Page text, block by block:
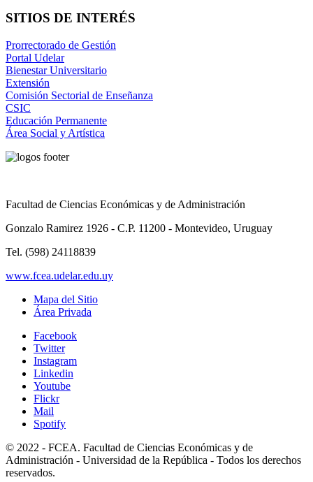
SITIOS DE INTERÉS
Prorrectorado de Gestión
Portal Udelar
Bienestar Universitario
Extensión
Comisión Sectorial de Enseñanza
CSIC
Educación Permanente
Área Social y Artística
Facultad de Ciencias Económicas y de Administración
Gonzalo Ramirez 1926 - C.P. 11200 - Montevideo, Uruguay
Tel. (598) 24118839
www.fcea.udelar.edu.uy
Mapa del Sitio
Área Privada
Facebook
Twitter
Instagram
Linkedin
Youtube
Flickr
Mail
Spotify
© 2022 - FCEA. Facultad de Ciencias Económicas y de
Administración - Universidad de la República - Todos los derechos
reservados.